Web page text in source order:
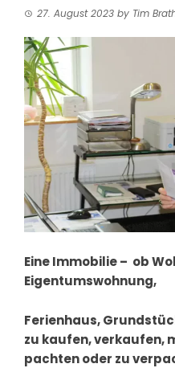
27. August 2023 by Tim
Eine Immobilie – ob
Eigentumswohnung,
Ferienhaus,
zu kaufen, verkaufen,
pachten oder zu